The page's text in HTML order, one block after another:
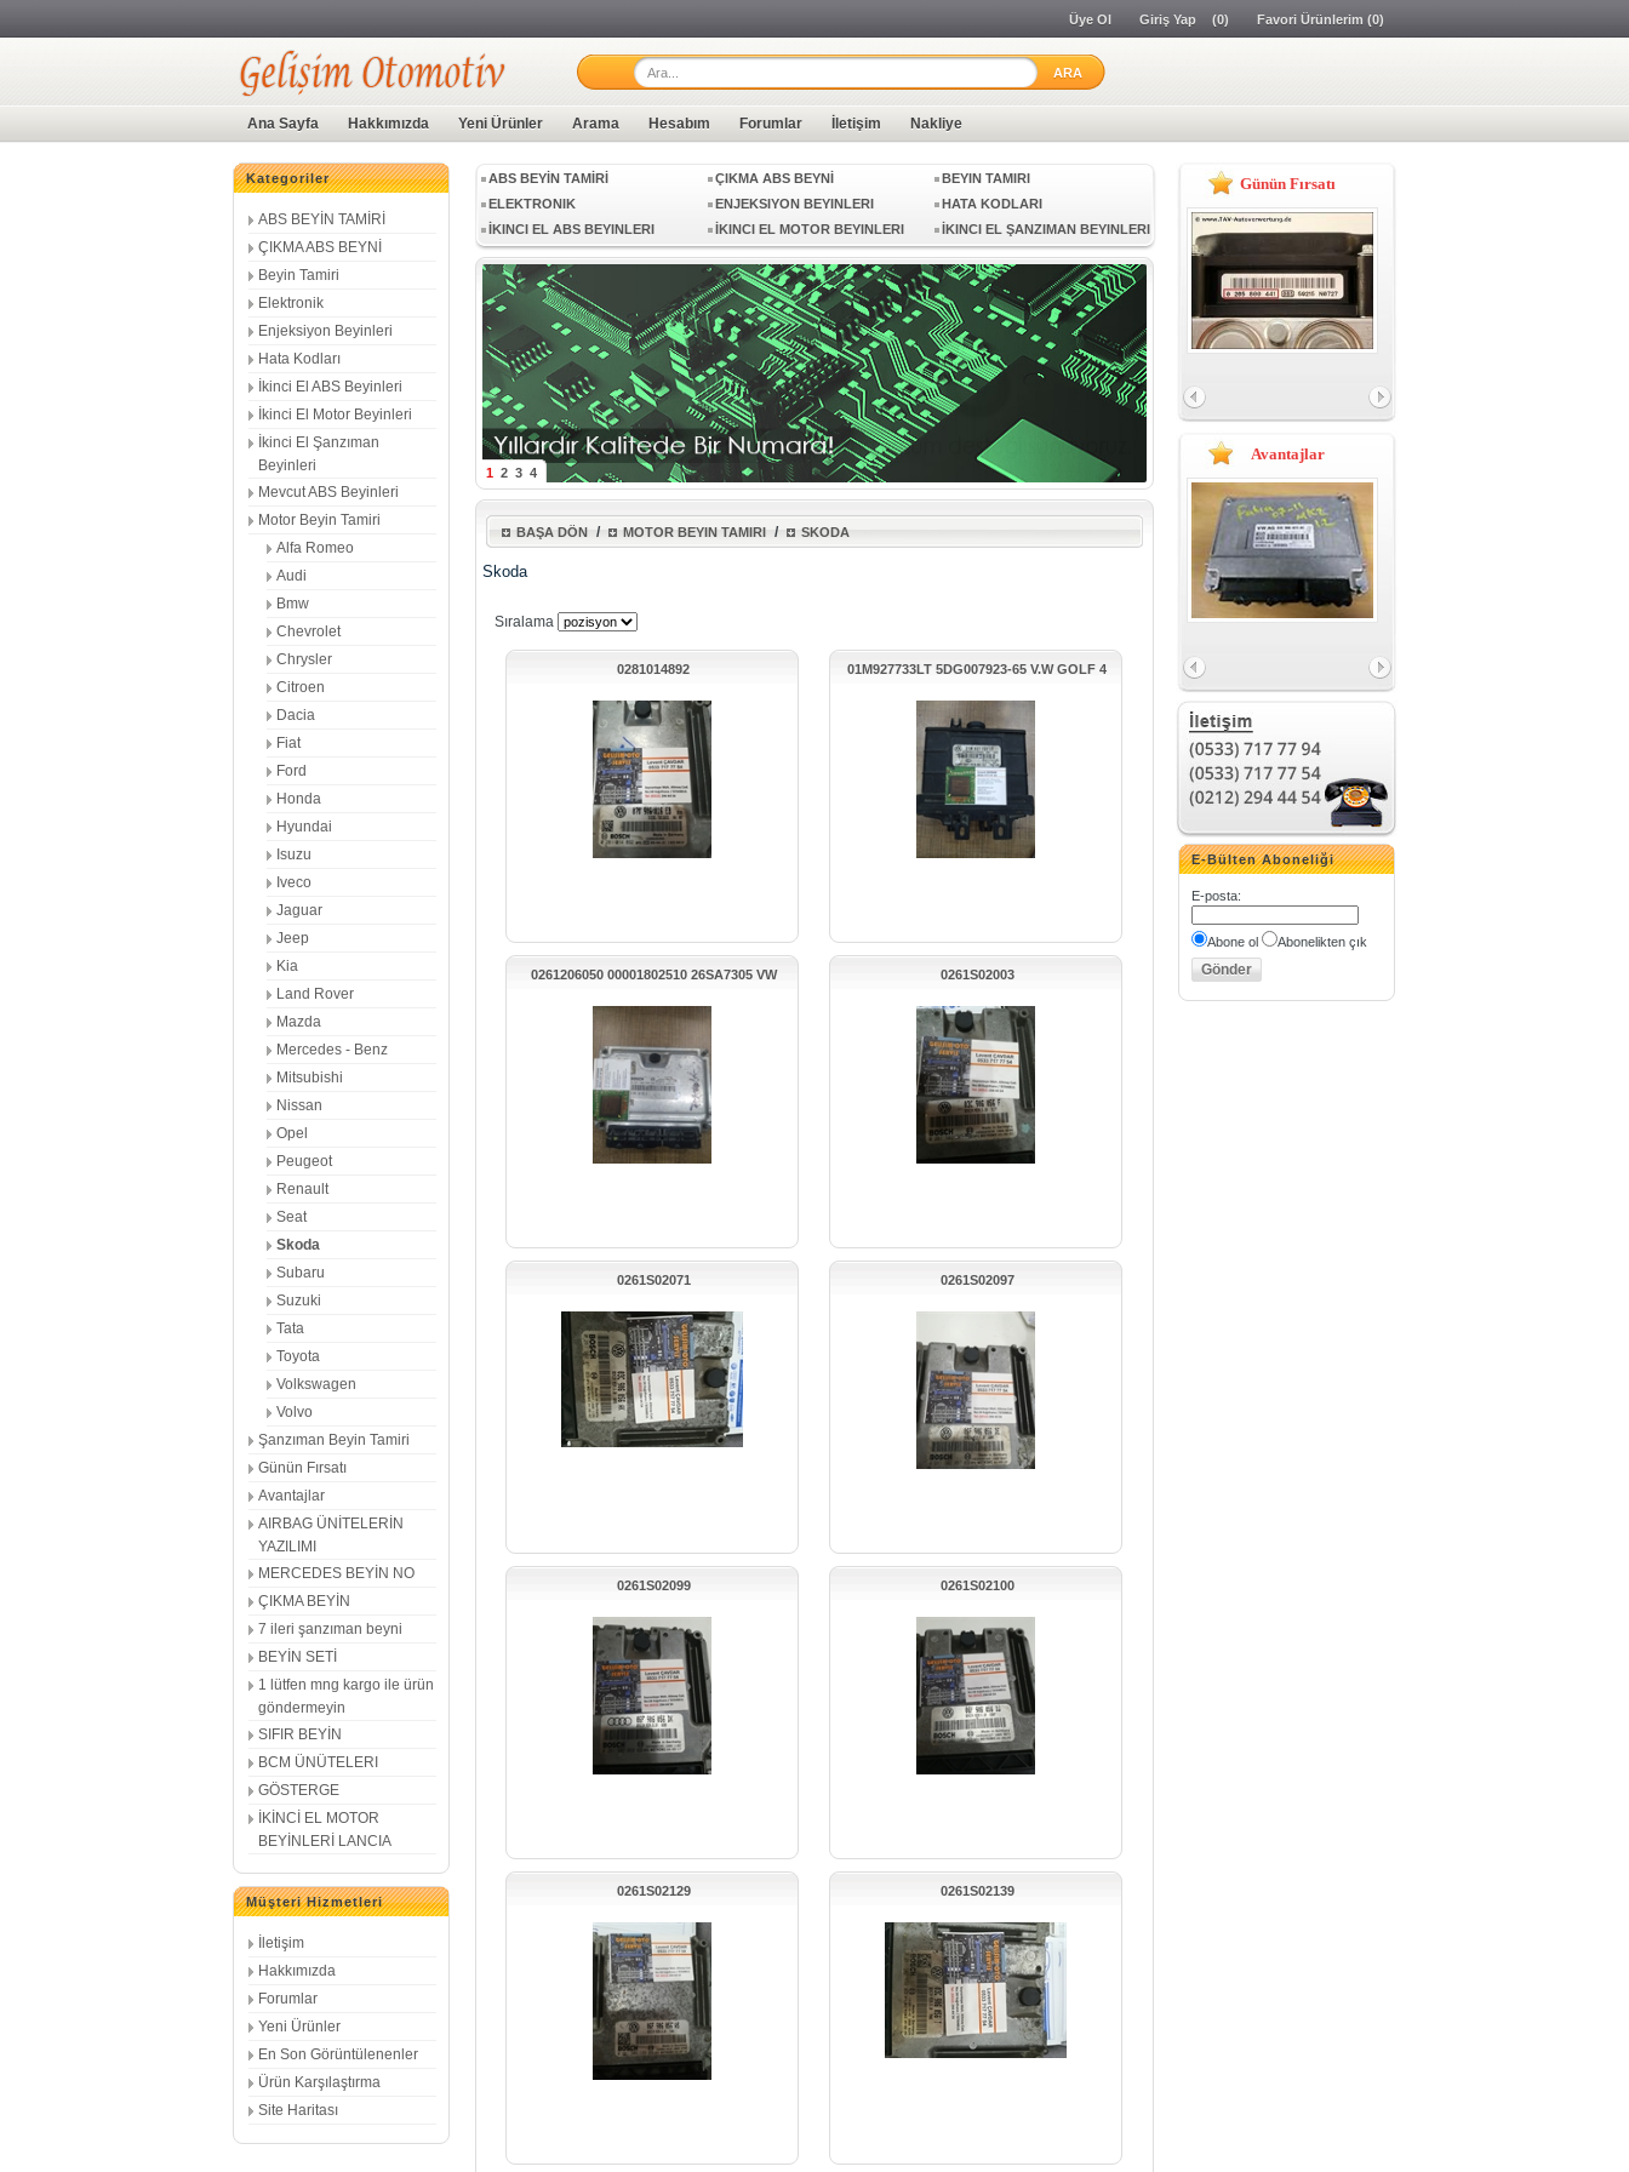
Üye Ol Giriş Yap (0) Favori Ürünlerim (0)
Ana Sayfa Hakkımızda Yeni Ürünler Arama Hesabım Forumlar İletişim Nakliye
Kategoriler
ABS BEYİN TAMİRİ
ÇIKMA ABS BEYNİ
Beyin Tamiri
Elektronik
Enjeksiyon Beyinleri
Hata Kodları
İkinci El ABS Beyinleri
İkinci El Motor Beyinleri
İkinci El Şanzıman
Beyinleri
Mevcut ABS Beyinleri
Motor Beyin Tamiri
Alfa Romeo
Audi
Bmw
Chevrolet
Chrysler
Citroen
Dacia
Fiat
Ford
Honda
Hyundai
Isuzu
Iveco
Jaguar
Jeep
Kia
Land Rover
Mazda
Mercedes - Benz
Mitsubishi
Nissan
Opel
Peugeot
Renault
Seat
Skoda
Subaru
Suzuki
Tata
Toyota
Volkswagen
Volvo
Şanzıman Beyin Tamiri
Günün Fırsatı
Avantajlar
AIRBAG ÜNİTELERİN
YAZILIMI
MERCEDES BEYİN NO
ÇIKMA BEYİN
7 ileri şanzıman beyni
BEYİN SETİ
1 lütfen mng kargo ile ürün
göndermeyin
SIFIR BEYİN
BCM ÜNÜTELERI
GÖSTERGE
İKİNCİ EL MOTOR
BEYİNLERİ LANCIA
Müşteri Hizmetleri
İletişim
Hakkımızda
Forumlar
Yeni Ürünler
En Son Görüntülenenler
Ürün Karşılaştırma
Site Haritası
BCM ÜNÜTELERI
GÖSTERGE
İKİNCİ EL MOTOR BEYİNLERİ
ABS BEYİN TAMİRİ ÇIKMA ABS BEYNİ
BEYIN TAMIRI
ELEKTRONIK
ENJEKSIYON BEYINLERI
HATA KODLARI
MEVCUT ABS BEYINLERI
MOTOR BEYIN TAMIRI
ŞANZIMAN BEYIN TAMIRI
GÜNÜN FIRSATI
AVANTAJLAR
AIRBAG ÜNİTELERİN YAZILIMI
MERCEDES BEYİN NO
ÇIKMA BEYİN
7 ILERI ŞANZIMAN BEYNI
BEYİN SETİ
1 LÜTFEN MNG KARGO ILE
ÜRÜN GÖNDERMEYIN
SIFIR BEYİN
BCM ÜNÜTELERI
GÖSTERGE
İKİNCİ EL MOTOR BEYİNLERİ
LANCIA
ABS BEYİN TAMİRİ ÇIKMA ABS BEYNİ
BEYIN TAMIRI
ELEKTRONIK
ENJEKSIYON BEYINLERI
HATA KODLARI
İKINCI EL ABS BEYINLERI
İKINCI EL MOTOR BEYINLERI İKINCI EL ŞANZIMAN BEYINLERI
1 2 3 4
BAŞA DÖN / MOTOR BEYIN TAMIRI / SKODA
Skoda
Sıralama
0281014892
01M927733LT 5DG007923-65 V.W GOLF 4
0261206050 00001802510 26SA7305 VW
0261S02003
0261S02071 0261S02097
0261S02099 0261S02100
0261S02129 0261S02139
Günün Fırsatı
Avantajlar
E-Bülten Aboneliği
E-posta:
Abone ol Abonelikten çık